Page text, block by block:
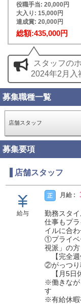
役職手当: 20,000円
大入り: 15,000円
達成賞: 20,000円
総額:435,000円
スタッフの
2024年2月入
募集職種一覧
店舗スタッフ
募集要項
店舗スタッフ
給与
正 月給 :
勤務スタ
仕事もプ
イルに合
①プライベ
視派」の方
【完全週
②がっつり
【月5日
※働きなが
す
※有給休暇